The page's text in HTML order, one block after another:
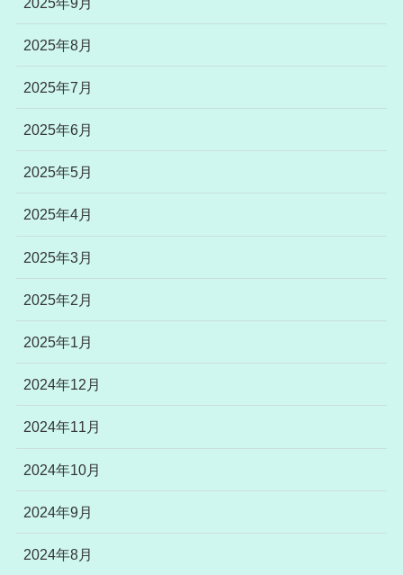
2025年8月
2025年7月
2025年6月
2025年5月
2025年4月
2025年3月
2025年2月
2025年1月
2024年12月
2024年11月
2024年10月
2024年9月
2024年8月